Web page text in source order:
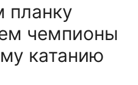
чемпионы
катанию